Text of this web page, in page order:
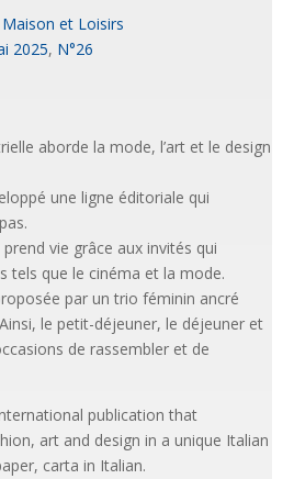
Maison et Loisirs
2025, N°26
aborde la mode, l’art et le design
une ligne éditoriale qui
vie grâce aux invités qui
tels que le cinéma et la mode.
par un trio féminin ancré
le petit-déjeuner, le déjeuner et
de rassembler et de
publication that
art and design in a unique Italian
carta in Italian.